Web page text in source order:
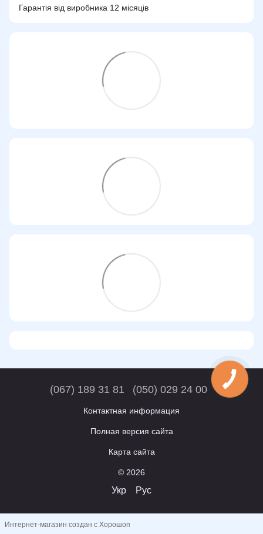
Гарантія від виробника 12 місяців
(067) 189 31 81 (050) 029 24 00
Контактная информация
Полная версия сайта
Карта сайта
© 2026
Укр Рус
Интернет-магазин создан с Хорошоп